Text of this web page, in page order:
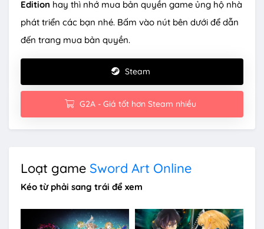
Edition hay thì nhớ mua bản quyền game ủng hộ nhà
phát triển các bạn nhé. Bấm vào nút bên dưới để dẫn
đến trang mua bản quyền.
Steam
G2A - Giá tốt hơn Steam nhiều
Loạt game Sword Art Online
Kéo từ phải sang trái để xem